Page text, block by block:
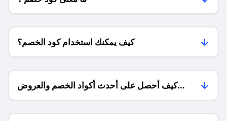
كيف يمكنك استخدام كود الخصم؟
كيف أحصل على أحدث أكواد الخصم والعروض
للمتاجر؟